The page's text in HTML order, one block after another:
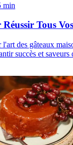
min
Réussir Tous
des gâteaux
succès et saveurs